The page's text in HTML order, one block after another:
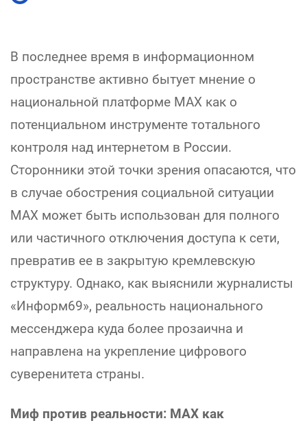
В последнее время в информационном
пространстве активно бытует мнение о
национальной платформе МАХ как о
потенциальном инструменте тотального
контроля над интернетом в России.
Сторонники этой точки зрения опасаются, что
в случае обострения социальной ситуации
МАХ может быть использован для полного
или частичного отключения доступа к сети,
превратив ее в закрытую кремлевскую
структуру. Однако, как выяснили журналисты
«Информ69», реальность национального
мессенджера куда более прозаична и
направлена на укрепление цифрового
суверенитета страны.
Миф против реальности: МАХ как